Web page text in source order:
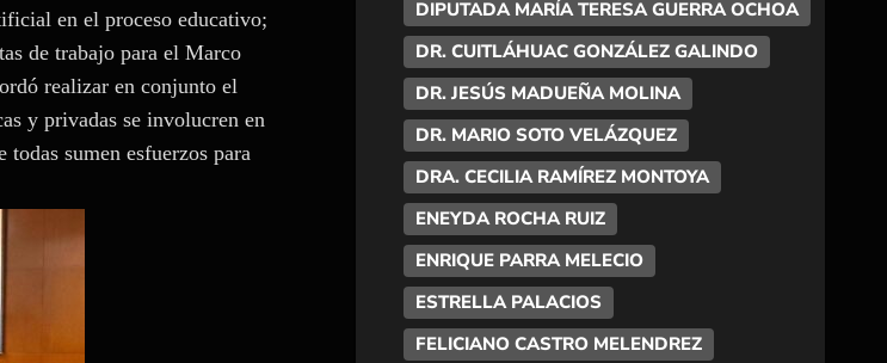
en el proceso educativo;
de trabajo para el Marco
realizar en conjunto el
y privadas se involucren en
sumen esfuerzos para
DIPUTADA MARÍA TERESA GUERRA OCHOA
DR. CUITLÁHUAC GONZÁLEZ GALINDO
DR. JESÚS MADUEÑA MOLINA
DR. MARIO SOTO VELÁZQUEZ
DRA. CECILIA RAMÍREZ MONTOYA
ENEYDA ROCHA RUIZ
ENRIQUE PARRA MELECIO
ESTRELLA PALACIOS
FELICIANO CASTRO MELENDREZ